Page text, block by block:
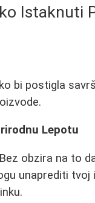
Istaknuti
bi postigla
Lepotu
obzira na to
unaprediti tvoj